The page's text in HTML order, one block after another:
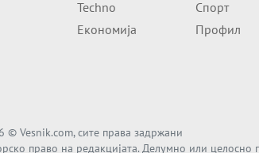
Techno
Економија
Спорт
Профил
© Vesnik.com, сите права задржани
право на редакцијата. Делумно или целосно